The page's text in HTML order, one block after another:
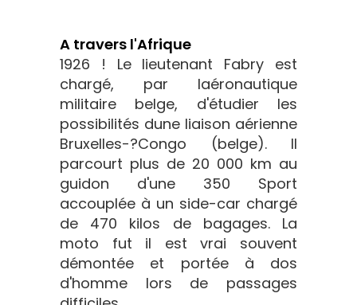
A travers l'Afrique
1926 ! Le lieutenant Fabry est
chargé, par laéronautique
militaire belge, d'étudier les
possibilités dune liaison aérienne
Bruxelles-?Congo (belge). Il
parcourt plus de 20 000 km au
guidon d'une 350 Sport
accouplée à un side-car chargé
de 470 kilos de bagages. La
moto fut il est vrai souvent
démontée et portée à dos
d'homme lors de passages